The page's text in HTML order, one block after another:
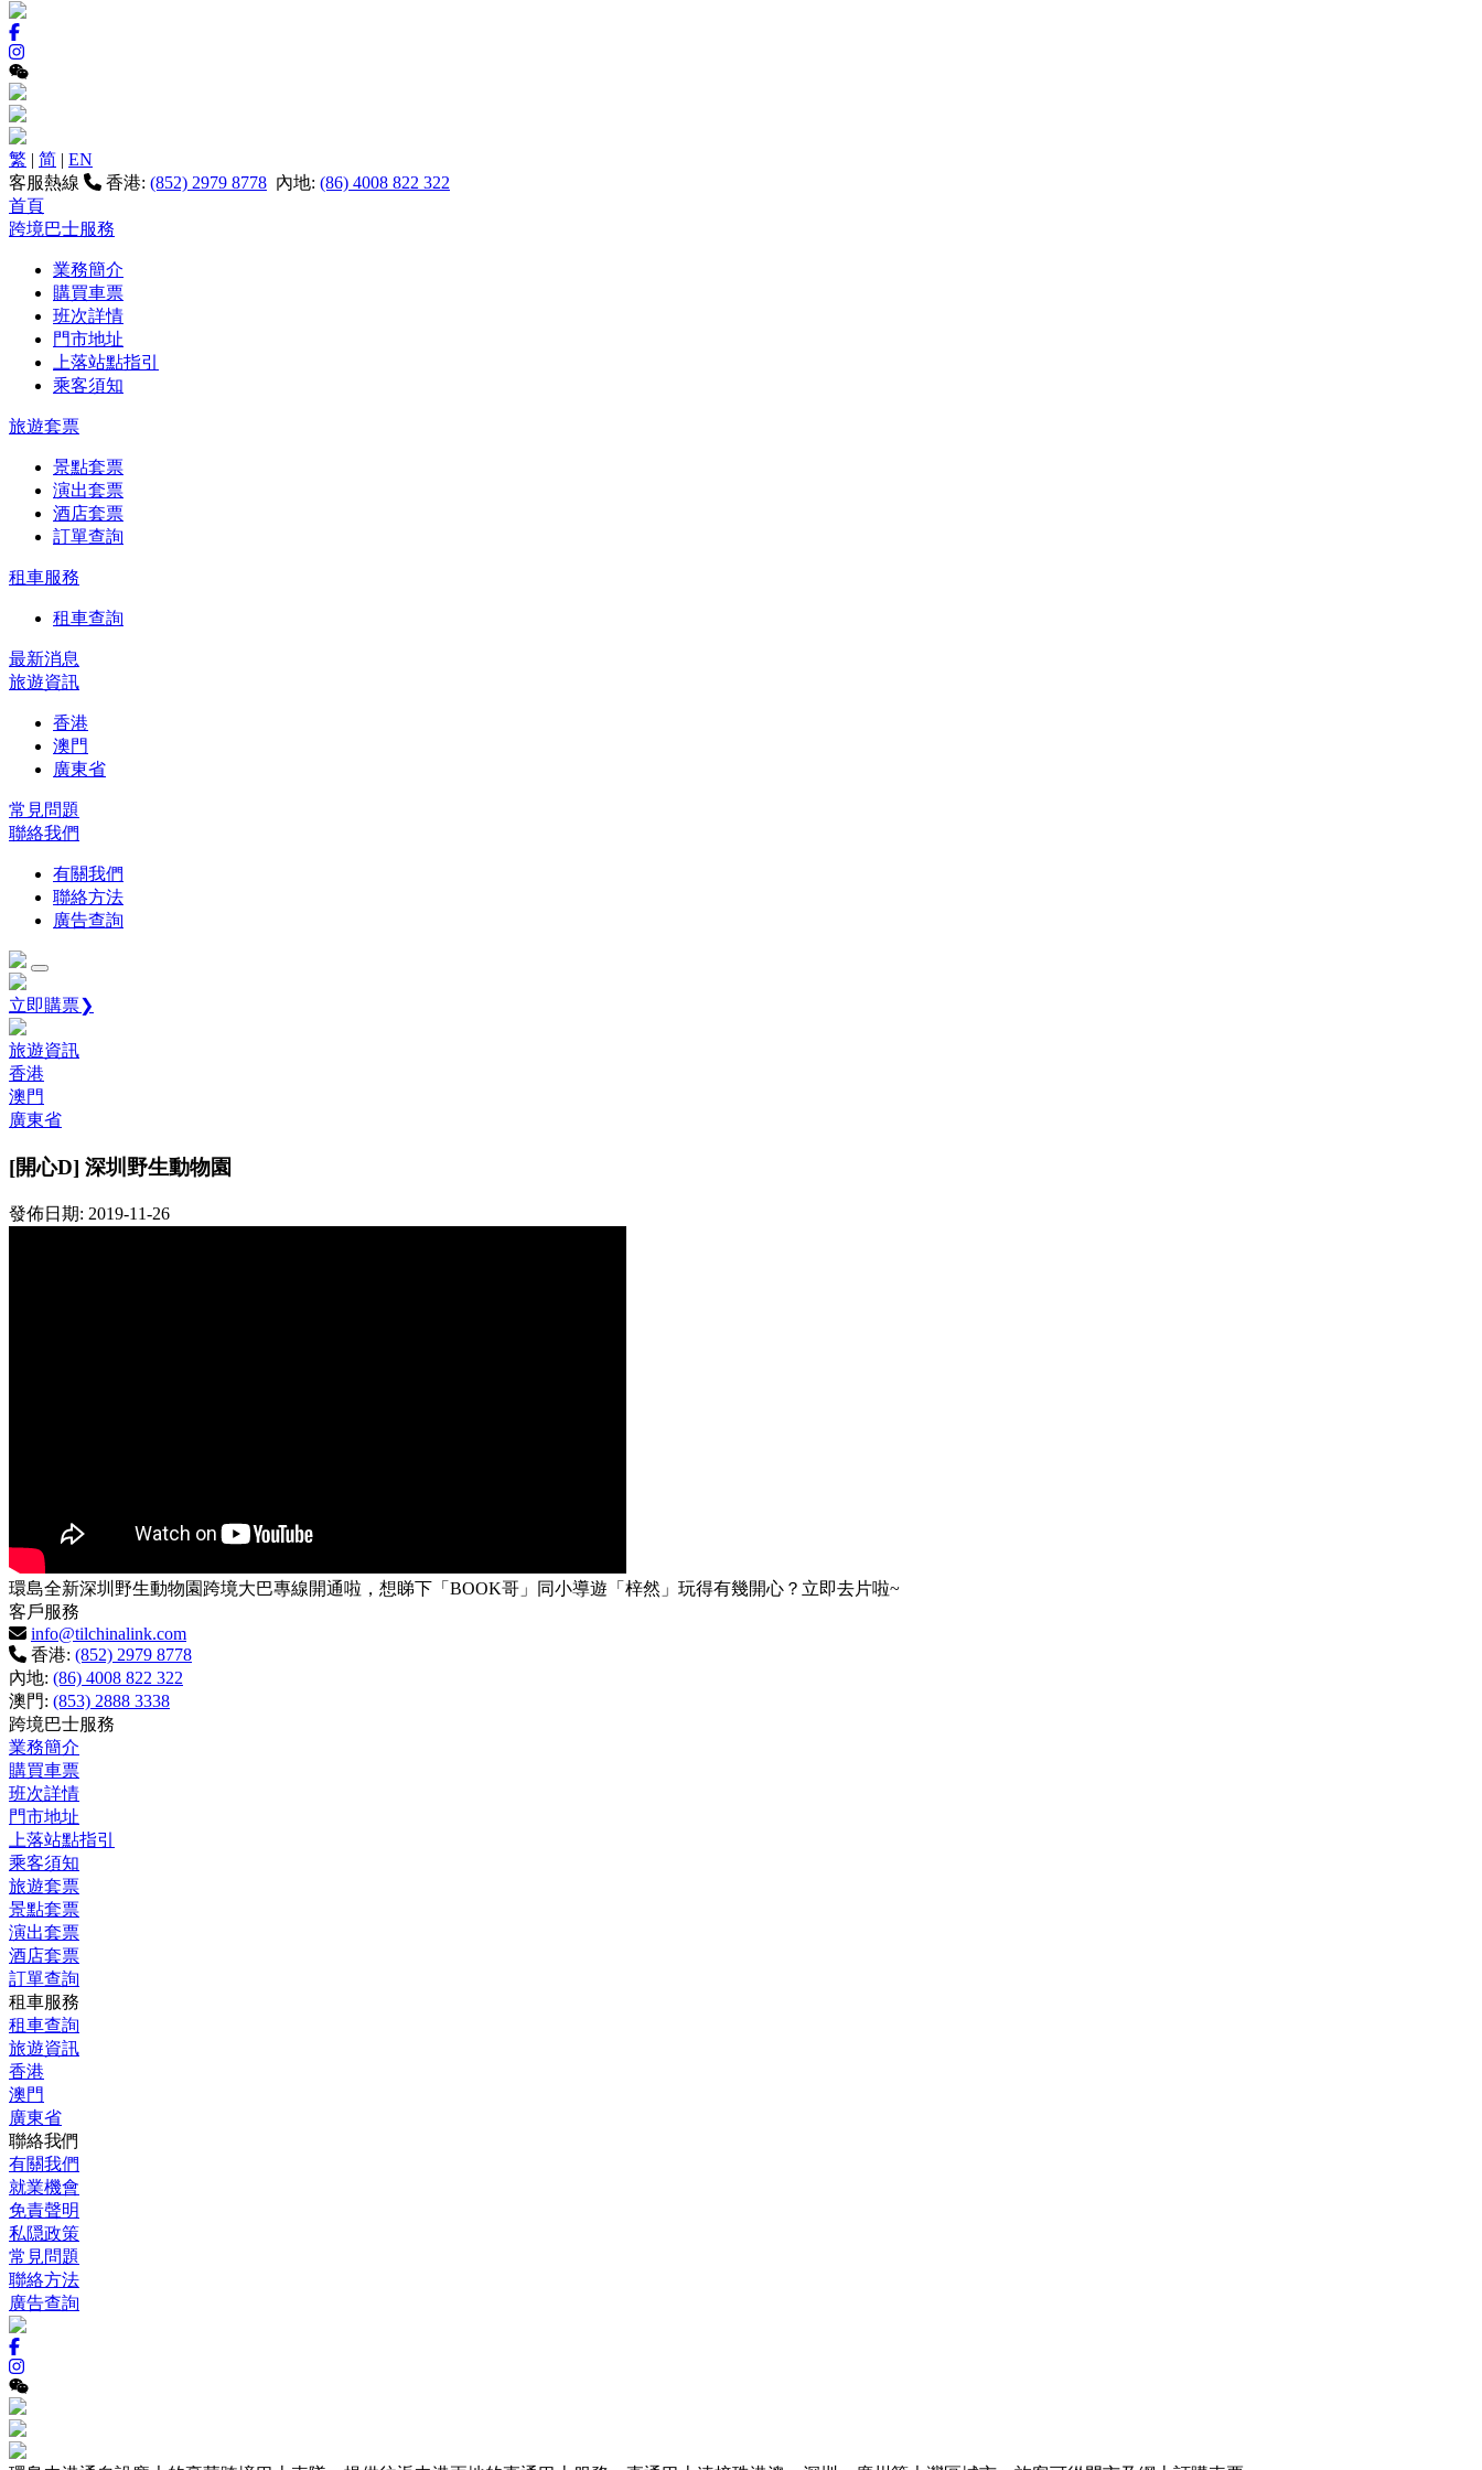
繁 | 简 | EN
客服熱線
香港: (852) 2979 8778 內地: (86) 4008 822 322
首頁
跨境巴士服務
業務簡介
購買車票
班次詳情
門市地址
上落站點指引
乘客須知
旅遊套票
景點套票
演出套票
酒店套票
訂單查詢
租車服務
租車查詢
最新消息
旅遊資訊
香港
澳門
廣東省
常見問題
聯絡我們
有關我們
聯絡方法
廣告查詢
立即購票❯
旅遊資訊
香港
澳門
廣東省
[開心D] 深圳野生動物園
發佈日期: 2019-11-26
環島全新深圳野生動物園跨境大巴專線開通啦，想睇下「BOOK哥」同小導遊「梓然」玩得有幾開心？立即去片啦~
客戶服務
info@tilchinalink.com
香港: (852) 2979 8778
內地: (86) 4008 822 322
澳門: (853) 2888 3338
跨境巴士服務
業務簡介
購買車票
班次詳情
門市地址
上落站點指引
乘客須知
旅遊套票
景點套票
演出套票
酒店套票
訂單查詢
租車服務
租車查詢
旅遊資訊
香港
澳門
廣東省
聯絡我們
有關我們
就業機會
免責聲明
私隠政策
常見問題
聯絡方法
廣告查詢